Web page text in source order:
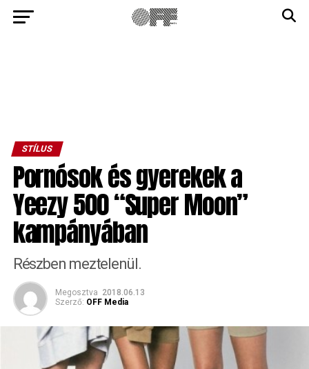
STÍLUS
Pornósok és gyerekek a
Yeezy 500 “Super Moon”
kampányában
Részben meztelenül.
Megosztva 2018.06.13
Szerző: OFF Media